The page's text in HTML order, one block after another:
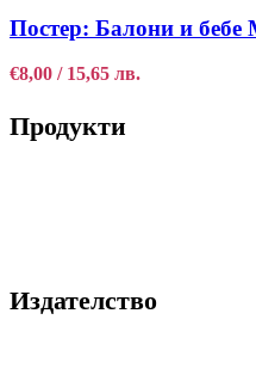
Постер: Балони и бебе
€8,00 / 15,65 лв.
Продукти
Издателство